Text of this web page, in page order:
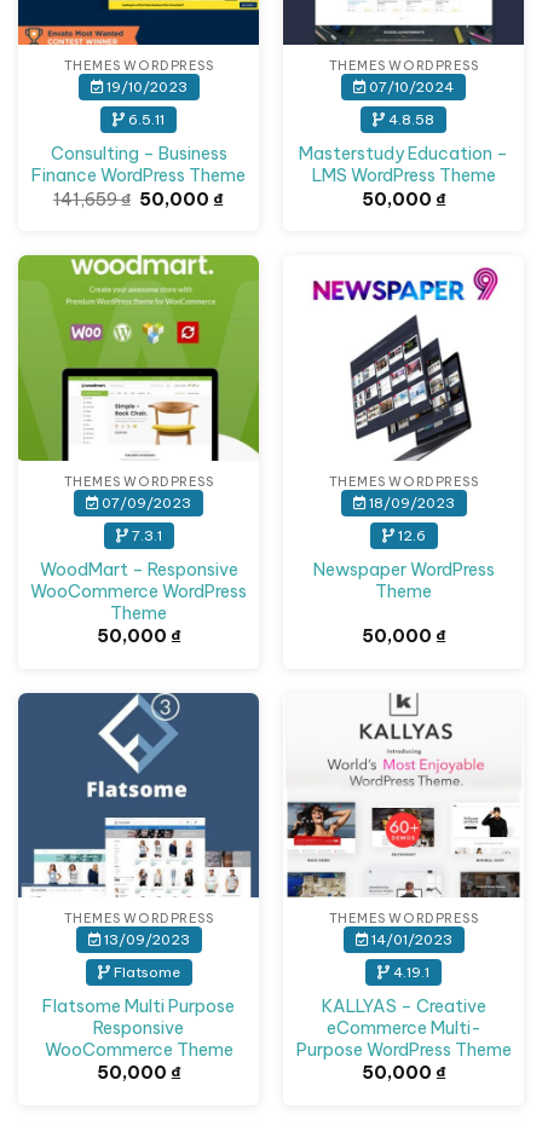
THEMES WORDPRESS
19/10/2023
6.5.11
Consulting – Business
Finance WordPress Theme
141,659₫ Giá
gốc
50,000 ₫Giá
50,000 ₫.
THEMES WORDPRESS
07/10/2024
4.8.58
Masterstudy Education –
LMS WordPress Theme
50,000 ₫
THEMES WORDPRESS
07/09/2023
7.3.1
WoodMart – Responsive
WooCommerce WordPress
Theme
50,000 ₫
THEMES WORDPRESS
18/09/2023
12.6
Newspaper WordPress
Theme
50,000 ₫
THEMES WORDPRESS
13/09/2023
Flatsome
Flatsome Multi Purpose
Responsive
WooCommerce Theme
50,000 ₫
THEMES WORDPRESS
14/01/2023
4.19.1
KALLYAS – Creative
eCommerce Multi-
Purpose WordPress Theme
50,000 ₫